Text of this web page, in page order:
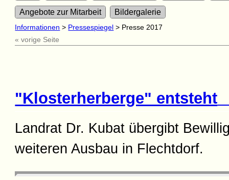
Angebote zur Mitarbeit Bildergalerie
Informationen > Pressespiegel > Presse 2017
« vorige Seite
"Klosterherberge" entsteht
Landrat Dr. Kubat übergibt
weiteren Ausbau in Flechtdorf.